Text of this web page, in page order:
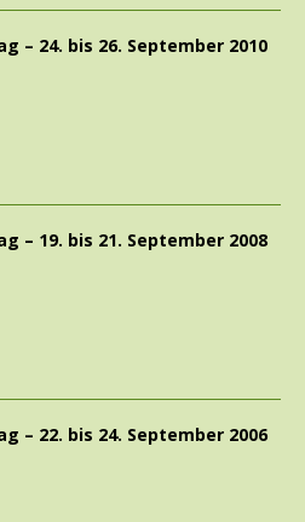
– 24. bis 26. September 2010
– 19. bis 21. September 2008
– 22. bis 24. September 2006